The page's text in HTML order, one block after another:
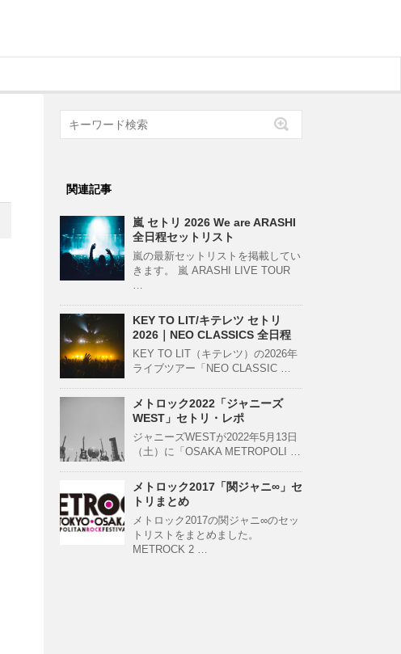
関連記事
嵐 セトリ 2026 We are ARASHI
全日程セットリスト
嵐の最新セットリストを掲載してい
きます。 嵐 ARASHI LIVE TOUR
…
KEY TO LIT/キテレツ セトリ
2026｜NEO CLASSICS 全日程
KEY TO LIT（キテレツ）の2026年
ライブツアー「NEO CLASSIC …
メトロック2022「ジャニーズ
WEST」セトリ・レポ
ジャニーズWESTが2022年5月13日
（土）に「OSAKA METROPOLI …
メトロック2017「関ジャニ∞」セ
トリまとめ
メトロック2017の関ジャニ∞のセッ
トリストをまとめました。
METROCK 2 …